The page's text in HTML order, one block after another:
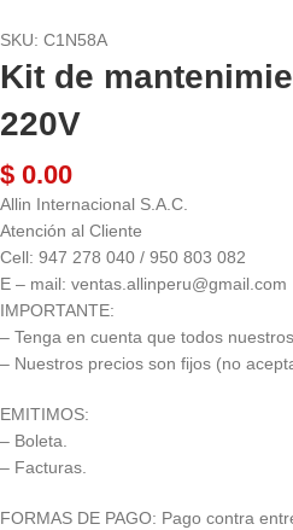
SKU: C1N58A
Kit de
220V
$ 0.00
Allin Internacional S.A.C.
Atención al Cliente
Cell: 947 278 040 / 950 803 082
E – mail: ventas.allinperu@gmail.com
IMPORTANTE:
– Tenga en cuenta que todos
– Nuestros precios son fijos (no
EMITIMOS:
– Boleta.
– Facturas.
FORMAS DE PAGO: Pago contra